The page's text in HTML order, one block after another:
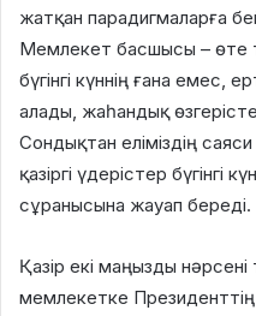
жатқан парадигмаларға
Мемлекет басшысы – өте
бүгінгі күннің ғана емес,
алады, жаһандық
Сондықтан еліміздің
қазіргі үдерістер бүгінгі
сұранысына жауап береді.
Қазір екі маңызды нәрсені
мемлекетке Президенттің